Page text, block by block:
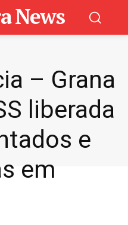
News
– Grana
liberada
e
em